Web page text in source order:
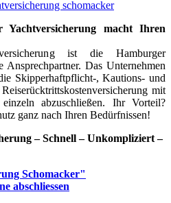
macht Ihren
ist die Hamburger
Ansprechpartner. Das Unternehmen
Skipperhaftpflicht-, Kautions- und
mit
abzuschließen. Ihr Vorteil?
ganz nach Ihren Bedürfnissen!
– Schnell – Unkompliziert –
Schomacker"
abschliessen